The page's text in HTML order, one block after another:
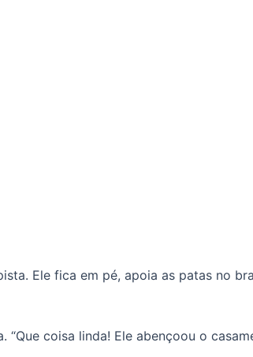
Ele fica em pé, apoia as patas no
“Que coisa linda! Ele abençoou o